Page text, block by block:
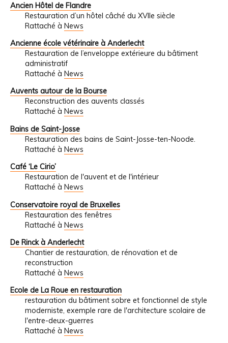
Ancien Hôtel de Flandre
Restauration d’un hôtel câché du XVIIe siècle
Rattaché à News
Ancienne école vétérinaire à Anderlecht
Restauration de l’enveloppe extérieure du bâtiment
administratif
Rattaché à News
Auvents autour de la Bourse
Reconstruction des auvents classés
Rattaché à News
Bains de Saint-Josse
Restauration des bains de Saint-Josse-ten-Noode.
Rattaché à News
Café ‘Le Cirio’
Restauration de l'auvent et de l'intérieur
Rattaché à News
Conservatoire royal de Bruxelles
Restauration des fenêtres
Rattaché à News
De Rinck à Anderlecht
Chantier de restauration, de rénovation et de
reconstruction
Rattaché à News
Ecole de La Roue en restauration
restauration du bâtiment sobre et fonctionnel de style
moderniste, exemple rare de l'architecture scolaire de
l'entre-deux-guerres
Rattaché à News